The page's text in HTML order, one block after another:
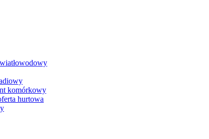
komórkowy
hurtowa